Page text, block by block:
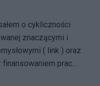
o cykliczności
znaczącymi i
( link ) oraz
prac...